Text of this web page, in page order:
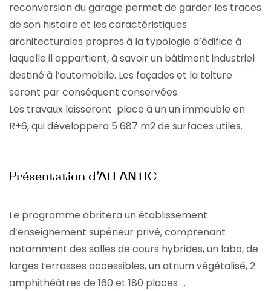
reconversion du garage permet de garder les traces
de son histoire et les caractéristiques
architecturales propres à la typologie d’édifice à
laquelle il appartient, à savoir un bâtiment industriel
destiné à l’automobile. Les façades et la toiture
seront par conséquent conservées.
Les travaux laisseront place à un un immeuble en
R+6, qui développera 5 687 m2 de surfaces utiles.
Présentation d’ATLANTIC
Le programme abritera un établissement
d’enseignement supérieur privé, comprenant
notamment des salles de cours hybrides, un labo, de
larges terrasses accessibles, un atrium végétalisé, 2
amphithéâtres de 160 et 180 places …